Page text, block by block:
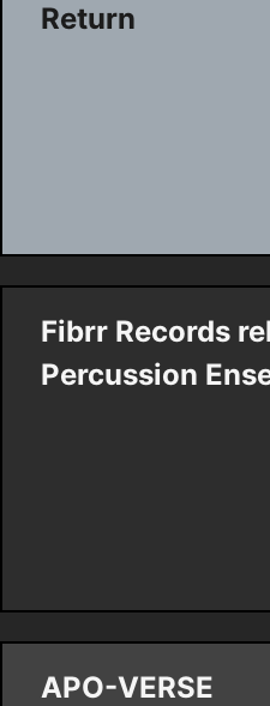
Return
Fibrr Records
Percussion
APO-VERSE